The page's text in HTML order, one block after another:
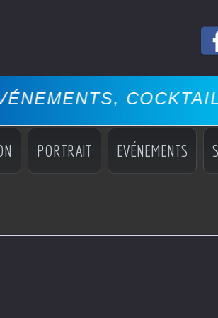
COCKTAILS, MISS,
PORTRAIT EVÉNEMENTS